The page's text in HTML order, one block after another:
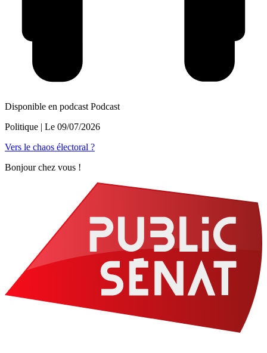
Disponible en podcast Podcast
Politique | Le 09/07/2026
Vers le chaos électoral ?
Bonjour chez vous !